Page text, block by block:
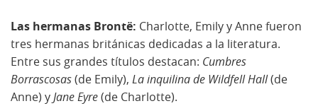
Las hermanas Brontë: Charlotte, Emily y Anne fueron
tres hermanas británicas dedicadas a la literatura.
Entre sus grandes títulos destacan: Cumbres
Borrascosas(de Emily), La inquilina de Wildfell Hall(de
Anne) yJane Eyre(de Charlotte).